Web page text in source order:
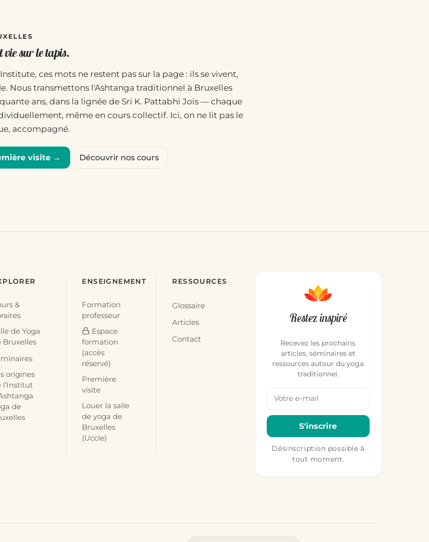
vie sur le tapis.
ces mots ne restent pas sur la page : ils se vivent,
Nous transmettons l'Ashtanga traditionnel à Bruxelles
ans, dans la lignée de Sri K. Pattabhi Jois — chaque
même en cours collectif. Ici, on ne lit pas le
accompagné.
visite → Découvrir nos cours
&
de Yoga
Bruxelles
origines
l’Institut
de
ENSEIGNEMENT
Formation
professeur
Espace
formation
(accès
réservé)
Première
visite
Louer la salle
de yoga de
Bruxelles
(Uccle)
RESSOURCES
Glossaire
Articles
Contact
Restez inspiré
Recevez les prochains
articles, séminaires et
ressources autour du yoga
traditionnel.
S'inscrire
Désinscription possible à
tout moment.